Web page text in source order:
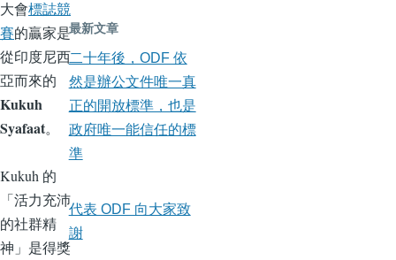
大會標誌競
賽的贏家是
從印度尼西
亞而來的
Kukuh
Syafaat。
Kukuh 的
「活力充沛
的社群精
神」是得獎
最新文章
二十年後，ODF 依
然是辦公文件唯一真
正的開放標準，也是
政府唯一能信任的標
準
代表 ODF 向大家致
謝